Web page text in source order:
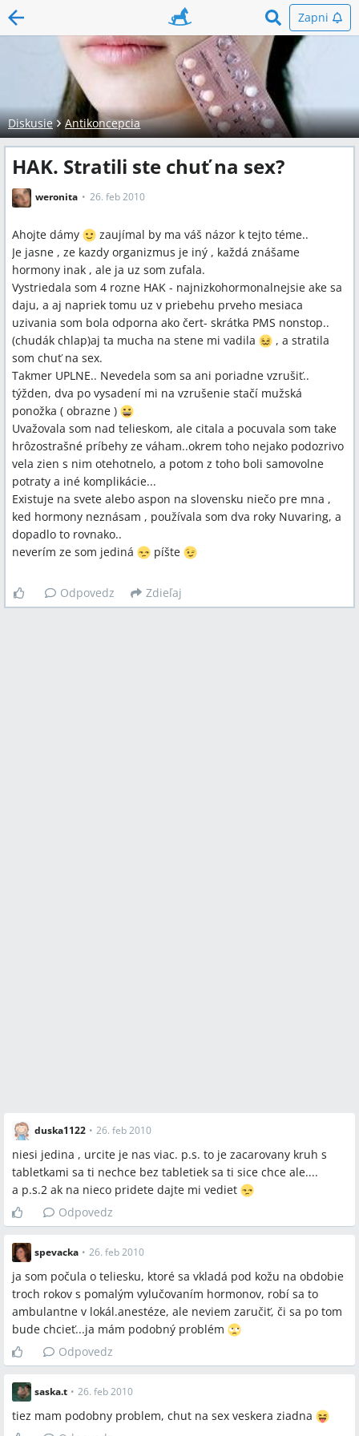
Zapni
Diskusie Antikoncepcia
HAK. Stratili ste chuť na sex?
weronita 26. feb 2010
Ahojte dámy
zaujímal by ma váš názor k tejto téme..
Je jasne , ze kazdy organizmus je iný , každá znášame
hormony inak , ale ja uz som zufala.
Vystriedala som 4 rozne HAK - najnizkohormonalnejsie ake sa
daju, a aj napriek tomu uz v priebehu prveho mesiaca
uzivania som bola odporna ako čert- skrátka PMS nonstop..
(chudák chlap)aj ta mucha na stene mi vadila
, a stratila
som chuť na sex.
Takmer UPLNE.. Nevedela som sa ani poriadne vzrušiť..
týžden, dva po vysadení mi na vzrušenie stačí mužská
ponožka ( obrazne )
Uvažovala som nad telieskom, ale citala a pocuvala som take
hrôzostrašné príbehy ze váham..okrem toho nejako podozrivo
vela zien s nim otehotnelo, a potom z toho boli samovolne
potraty a iné komplikácie...
Existuje na svete alebo aspon na slovensku niečo pre mna ,
ked hormony neznásam , používala som dva roky Nuvaring, a
dopadlo to rovnako..
neverím ze som jediná
píšte
Odpovedz Zdieľaj
duska1122 • 26. feb 2010
niesi jedina , urcite je nas viac. p.s. to je zacarovany kruh s
tabletkami sa ti nechce bez tabletiek sa ti sice chce ale....
a p.s.2 ak na nieco pridete dajte mi vediet
Odpovedz
spevacka • 26. feb 2010
ja som počula o teliesku, ktoré sa vkladá pod kožu na obdobie
troch rokov s pomalým vylučovaním hormonov, robí sa to
ambulantne v lokál.anestéze, ale neviem zaručiť, či sa po tom
bude chcieť...ja mám podobný problém
Odpovedz
saska.t • 26. feb 2010
tiez mam podobny problem, chut na sex veskera ziadna